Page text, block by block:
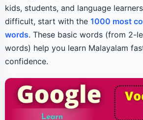
kids, students, and language
difficult, start with the 1000 most
words. These basic words (from 2-
words) help you learn Malayalam
confidence.